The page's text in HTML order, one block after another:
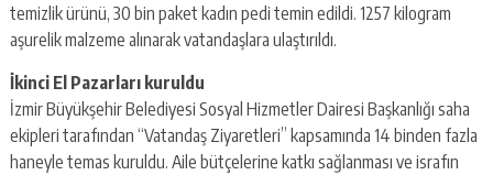
temizlik ürünü, 30 bin paket kadın pedi temin edildi. 1257 kilogram
aşurelik malzeme alınarak vatandaşlara ulaştırıldı.
İkinci El Pazarları kuruldu
İzmir Büyükşehir Belediyesi Sosyal Hizmetler Dairesi Başkanlığı saha
ekipleri tarafından “Vatandaş Ziyaretleri” kapsamında 14 binden fazla
haneyle temas kuruldu. Aile bütçelerine katkı sağlanması ve israfın